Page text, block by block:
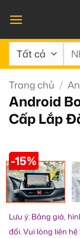
qua
nội
dung
Tìm
Trang chủ /
Android
Cấp Lắp
-15%
Lưu ý: Bảng giá,
đổi. Vui lòng liên